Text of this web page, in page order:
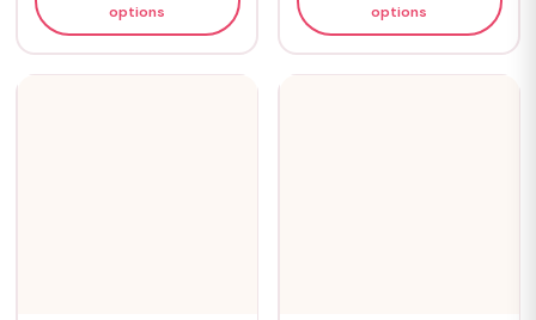
options
options